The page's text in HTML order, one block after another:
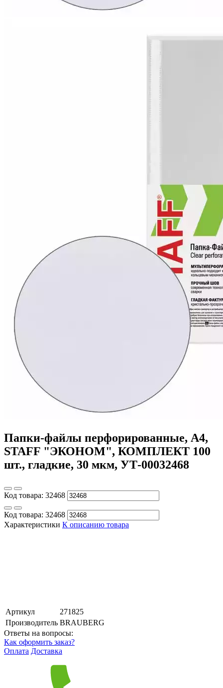
Папки-файлы перфорированные, А4,
STAFF "ЭКОНОМ", КОМПЛЕКТ 100
шт., гладкие, 30 мкм, УТ-00032468
Код товара: 32468
Код товара: 32468
Характеристики К описанию товара
Артикул
271825
Производитель BRAUBERG
Ответы на вопросы:
Как оформить заказ?
Оплата Доставка